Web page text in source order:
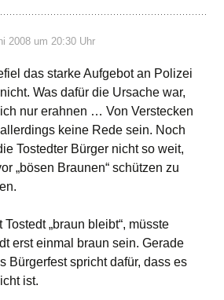
2008 um 20:30 Uhr
das starke Aufgebot an Polizei
Was dafür die Ursache war,
nur erahnen … Von Verstecken
keine Rede sein. Noch
Tostedter Bürger nicht so weit,
„bösen Braunen“ schützen zu
Tostedt „braun bleibt“, müsste
erst einmal braun sein. Gerade
Bürgerfest spricht dafür, dass es
ist.